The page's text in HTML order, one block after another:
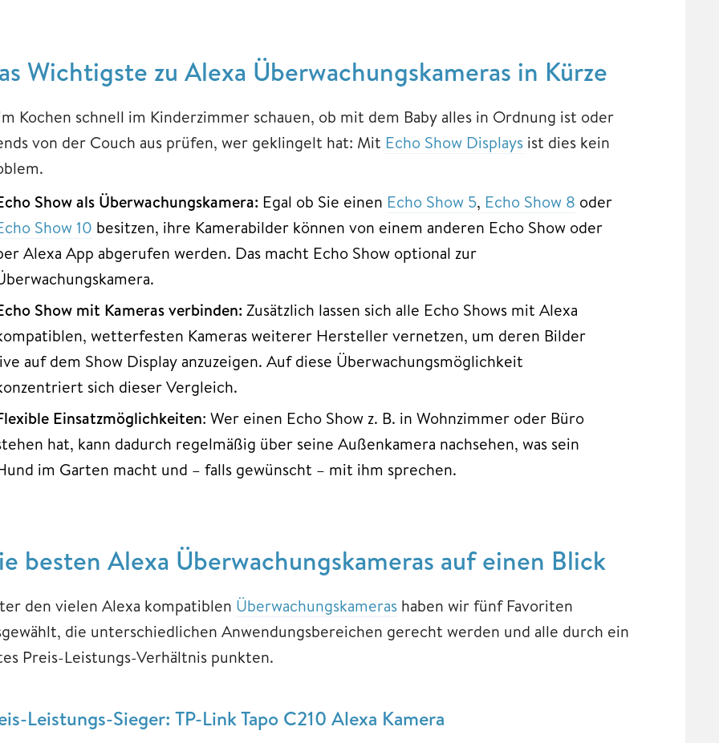
Wichtigste zu Alexa Überwachungskameras in Kürze
Kochen schnell im Kinderzimmer schauen, ob mit dem Baby alles in Ordnung ist oder
von der Couch aus prüfen, wer geklingelt hat: Mit Echo Show Displays ist dies kein
Show als Überwachungskamera: Egal ob Sie einen Echo Show 5, Echo Show 8 oder
Show 10 besitzen, ihre Kamerabilder können von einem anderen Echo Show oder
Alexa App abgerufen werden. Das macht Echo Show optional zur
Show mit Kameras verbinden: Zusätzlich lassen sich alle Echo Shows mit Alexa
wetterfesten Kameras weiterer Hersteller vernetzen, um deren Bilder
auf dem Show Display anzuzeigen. Auf diese Überwachungsmöglichkeit
sich dieser Vergleich.
Einsatzmöglichkeiten: Wer einen Echo Show z. B. in Wohnzimmer oder Büro
hat, kann dadurch regelmäßig über seine Außenkamera nachsehen, was sein
im Garten macht und – falls gewünscht – mit ihm sprechen.
besten Alexa Überwachungskameras auf einen Blick
den vielen Alexa kompatiblen Überwachungskameras haben wir fünf Favoriten
die unterschiedlichen Anwendungsbereichen gerecht werden und alle durch ein
Preis-Leistungs-Verhältnis punkten.
Leistungs-Sieger: TP-Link Tapo C210 Alexa Kamera